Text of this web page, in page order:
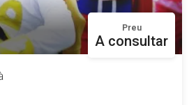
Preu
A consultar